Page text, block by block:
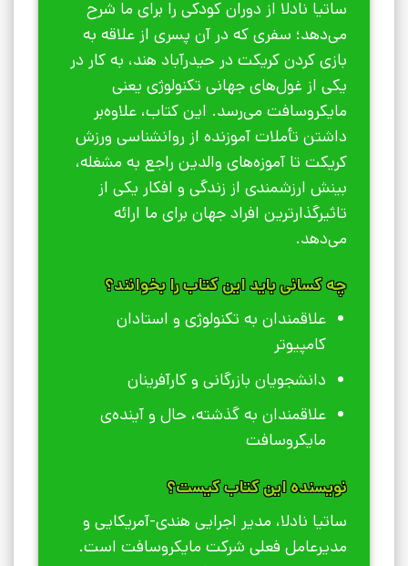
ساتیا نادلا از دوران کودکی را برای ما شرح
می‌دهد؛ سفری که در آن پسری از علاقه به
بازی کردن کریکت در حیدرآباد هند، به کار در
یکی از غول‌های جهانی تکنولوژی یعنی
مایکروسافت می‌رسد. این کتاب، علاوه‌بر
داشتن تأملات آموزنده از روانشناسی ورزش
کریکت تا آموزه‌های والدین راجع به مشغله،
بینش ارزشمندی از زندگی و افکار یکی از
تاثیرگذارترین افراد جهان برای ما ارائه
می‌دهد.
چه کسانی باید این کتاب را بخوانند؟
علاقمندان به تکنولوژی و استادان
کامپیوتر
دانشجویان بازرگانی و کارآفرینان
علاقمندان به گذشته، حال و آینده‌ی
مایکروسافت
نویسنده این کتاب کیست؟
ساتیا نادلا، مدیر اجرایی هندی-آمریکایی و
مدیرعامل فعلی شرکت مایکروسافت است.